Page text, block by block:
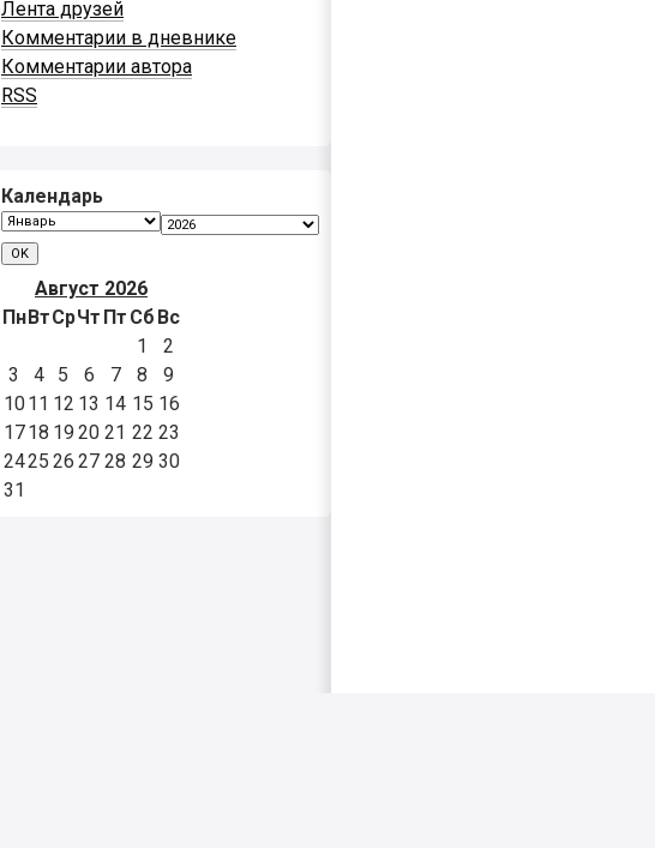
Лента друзей
Комментарии в дневнике
Комментарии автора
RSS
Календарь
Август 2026
ПнВтСрЧт Пт Сб Вс
1
2
3
4 5 6 7 8
9
1011 12 13 14 15 16
1718 19 20 21 22 23
2425 26 27 28 29 30
31